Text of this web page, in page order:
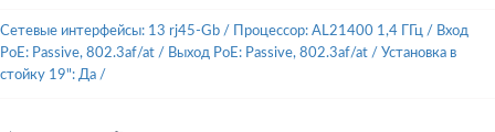
Сетевые интерфейсы: 13 rj45-Gb / Процессор: AL21400 1,4 ГГц / Вход
PoE: Passive, 802.3af/at / Выход PoE: Passive, 802.3af/at / Установка в
стойку 19": Да /